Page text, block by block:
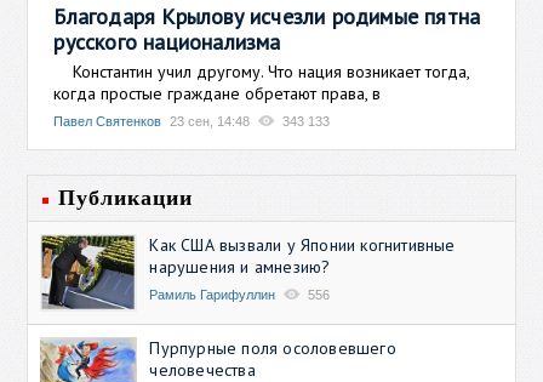
Благодаря Крылову исчезли родимые пятна
русского национализма
Константин учил другому. Что нация возникает тогда,
когда простые граждане обретают права, в
Павел Святенков 23 сен, 14:48 343 133
Публикации
Как США вызвали у Японии когнитивные
нарушения и амнезию?
Рамиль Гарифуллин 556
Пурпурные поля осоловевшего
человечества